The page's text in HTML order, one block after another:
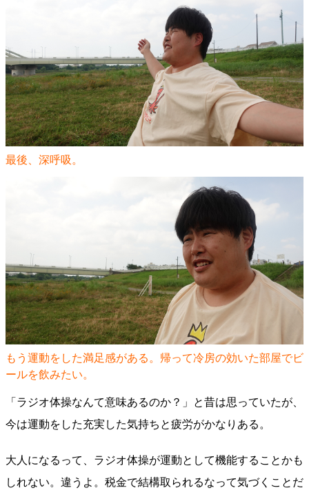
最後、深呼吸。
もう運動をした満足感がある。帰って冷房の効いた部屋でビ
ールを飲みたい。
「ラジオ体操なんて意味あるのか？」と昔は思っていたが、
今は運動をした充実した気持ちと疲労がかなりある。
大人になるって、ラジオ体操が運動として機能することかも
しれない。違うよ。税金で結構取られるなって気づくことだ